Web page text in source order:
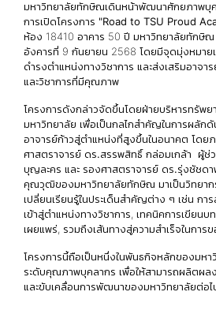
มหาวิทยาลัยทักษิณเดินหน้าพัฒนาศักยภาพบุ
การเปิดโครงการ "Road to TSU Proud
ห้อง 18410 อาคาร 50 ปี มหาวิทยาลัยทักษิณ
อังคารที่ 9 กันยายน 2568 โดยมีจุดมุ่งหมาย
ดำรงตำแหน่งทางวิชาการ และส่งเสริมอาจา
และวิชาการที่มีคุณภาพ
โครงการดังกล่าวจัดขึ้นโดยฝ่ายบริหารทรัพ
มหาวิทยาลัย เพื่อเป็นกลไกสำคัญในการผลักดั
อาจารย์ก้าวสู่ตำแหน่งที่สูงขึ้นในอนาคต โดยภ
ศาสตราจารย์ ดร.สรรพสิทธิ์ กล่อมเกล้า ผู้ช่
บุญละคร และ รองศาสตราจารย์ ดร.รุ่งชัชดา
คุณวุฒิของมหาวิทยาลัยทักษิณ มาเป็นวิทยากร
เปลี่ยนเรียนรู้ในประเด็นสำคัญต่าง ๆ เช่น กา
เข้าสู่ตำแหน่งทางวิชาการ, เทคนิคการเขียน
เผยแพร่, รวมถึงเส้นทางสู่ความสำเร็จในการ
โครงการนี้ถือเป็นหนึ่งในพันธกิจหลักของมห
ระดับคุณภาพบุคลากร เพื่อให้สามารถผลิตผล
และขับเคลื่อนการพัฒนาของมหาวิทยาลัยต่อไ